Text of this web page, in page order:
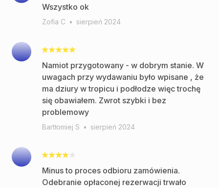
Wszystko ok
Zofia C • sierpień 2024
Namiot przygotowany - w dobrym stanie. W
uwagach przy wydawaniu było wpisane , że
ma dziury w tropicu i podłodze więc trochę
się obawiałem. Zwrot szybki i bez
problemowy
Bartłomiej S • sierpień 2024
Minus to proces odbioru zamówienia.
Odebranie opłaconej rezerwacji trwało